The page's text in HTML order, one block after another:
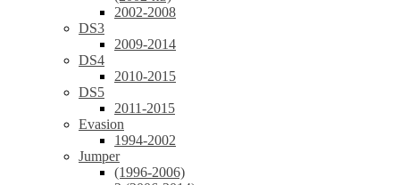
2002-2008
DS3
2009-2014
DS4
2010-2015
DS5
2011-2015
Evasion
1994-2002
Jumper
(1996-2006)